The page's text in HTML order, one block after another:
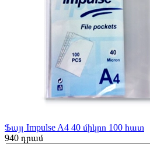
Ֆայլ Impulse A4 40 միկրո 100 հատ
940 դրամ